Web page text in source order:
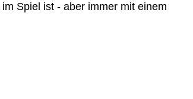
Spiel ist - aber immer mit einem